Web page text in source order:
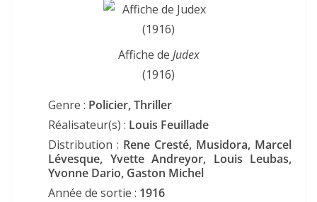
Affiche de Judex
(1916)
Genre : Policier, Thriller
Réalisateur(s) : Louis Feuillade
Distribution : Rene Cresté, Musidora, Marcel
Lévesque, Yvette Andreyor, Louis Leubas,
Yvonne Dario, Gaston Michel
Année de sortie : 1916